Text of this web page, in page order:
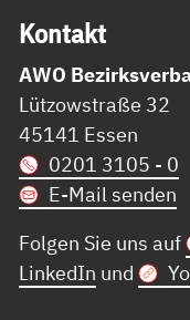
Kon­takt
AWO
Lützowstraße 32
45141 Essen
0201 3105 - 0
E-Mail senden
Folgen Sie uns auf
LinkedIn und